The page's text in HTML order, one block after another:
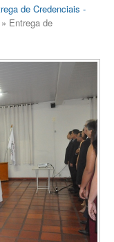
de Credenciais -
» Entrega de